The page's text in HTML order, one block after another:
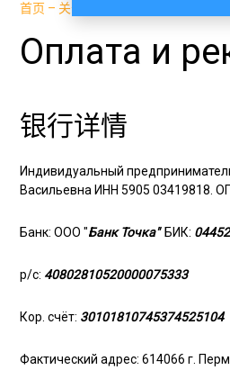
首页 – 关于我们
Оплата и
银行详情
Индивидуальный
Васильевна ИНН 5905 03419818.
Банк: ООО "Банк Точка" БИК:
р/с: 40802810520000075333
Кор. счёт: 30101810745374525104
Фактический адрес: 614066 г.